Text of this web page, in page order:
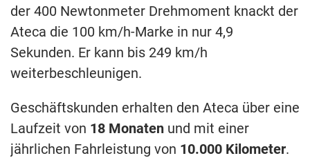
der 400 Newtonmeter Drehmoment knackt der
Ateca die 100 km/h-Marke in nur 4,9
Sekunden. Er kann bis 249 km/h
weiterbeschleunigen.
Geschäftskunden erhalten den Ateca über eine
Laufzeit von 18 Monaten und mit einer
jährlichen Fahrleistung von 10.000 Kilometer.